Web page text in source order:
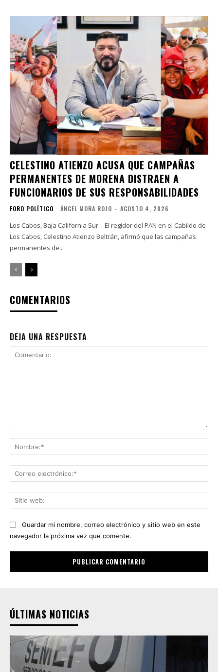
CELESTINO ATIENZO ACUSA QUE CAMPAÑAS
PERMANENTES DE MORENA DISTRAEN A
FUNCIONARIOS DE SUS RESPONSABILIDADES
FORO POLÍTICO ÁNGEL MORA ROJO - AGOSTO 4, 2026
Los Cabos, Baja California Sur.– El regidor del PAN en el Cabildo de
Los Cabos, Celestino Atienzo Beltrán, afirmó que las campañas
permanentes de...
COMENTARIOS
DEJA UNA RESPUESTA
Guardar mi nombre, correo electrónico y sitio web en este
navegador la próxima vez que comente.
ÚLTIMAS NOTICIAS